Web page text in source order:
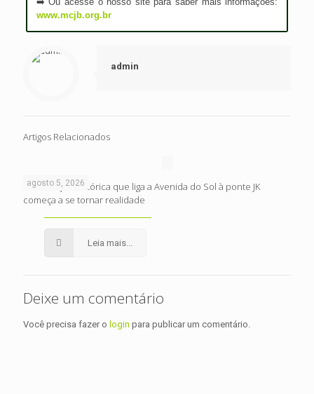
www.mcjb.org.br
admin
Artigos Relacionados
agosto 5, 2026
Intervenção histórica que liga a Avenida do Sol à ponte JK
começa a se tornar realidade
Leia mais...
Deixe um comentário
Você precisa fazer o login para publicar um comentário.